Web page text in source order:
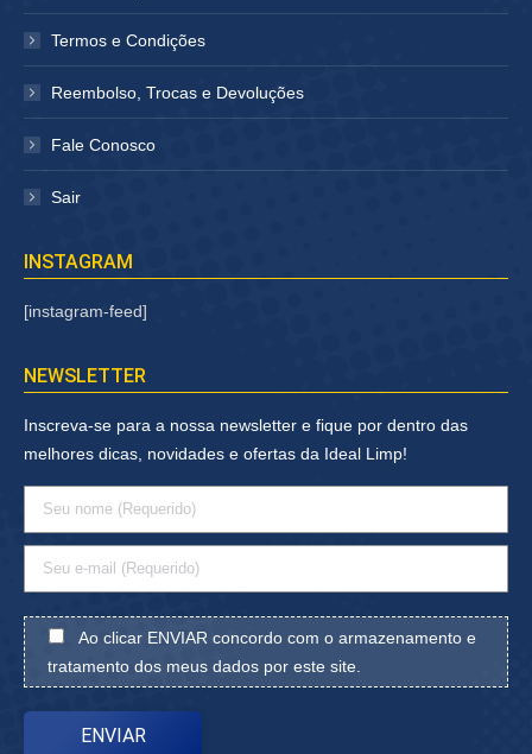
Termos e Condições
Reembolso, Trocas e Devoluções
Fale Conosco
Sair
INSTAGRAM
[instagram-feed]
NEWSLETTER
Inscreva-se para a nossa newsletter e fique por dentro das
melhores dicas, novidades e ofertas da Ideal Limp!
Ao clicar ENVIAR concordo com o armazenamento e
tratamento dos meus dados por este site.